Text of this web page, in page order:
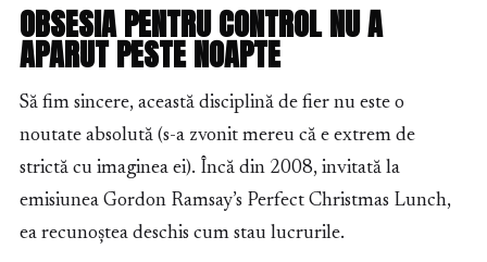
OBSESIA PENTRU CONTROL NU A
APARUT PESTE NOAPTE
Să fim sincere, această disciplină de fier nu este o
noutate absolută (s-a zvonit mereu că e extrem de
strictă cu imaginea ei). Încă din 2008, invitată la
emisiunea Gordon Ramsay’s Perfect Christmas Lunch,
ea recunoștea deschis cum stau lucrurile.